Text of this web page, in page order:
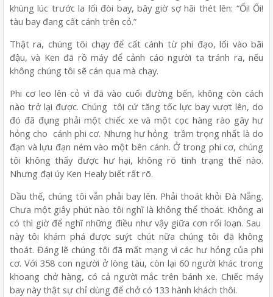
khùng lúc trước la lối đòi bay, bây giờ sợ hãi thét lên: “Ối! Ối!
tàu bay đang cất cánh trên cỏ.”
Thật ra, chúng tôi chạy để cất cánh từ phi đạo, lối vào bãi
đậu, và Ken đã rồ máy để cảnh cáo người ta tránh ra, nếu
không chúng tôi sẽ cán qua mà chạy.
Phi cơ leo lên cỏ vì đã vào cuối đường bến, không còn cách
nào trở lại được. Chúng tôi cứ tăng tốc lực bay vượt lên, do
đó đã đụng phải một chiếc xe và một cọc hàng rào gây hư
hỏng cho cánh phi cơ. Nhưng hư hỏng trầm trọng nhất là do
đạn và lựu đạn ném vào một bên cánh. Ở trong phi cơ, chúng
tôi không thấy được hư hại, không rõ tình trạng thế nào.
Nhưng đại úy Ken Healy biết rất rõ.
Dầu thế, chúng tôi vẫn phải bay lên. Phải thoát khỏi Đà Nẵng.
Chưa một giây phút nào tôi nghĩ là không thể thoát. Không ai
có thì giờ để nghĩ những điều như vậy giữa cơn rối loạn. Sau
này tôi khám phá được suýt chút nữa chúng tôi đã không
thoát. Đáng lẽ chúng tôi đã mất mạng vì các hư hỏng của phi
cơ. Với 358 con người ở lòng tàu, còn lại 60 người khác trong
khoang chở hàng, có cả người mắc trên bánh xe. Chiếc máy
bay này thật sự chỉ dùng để chở có 133 hành khách thôi.